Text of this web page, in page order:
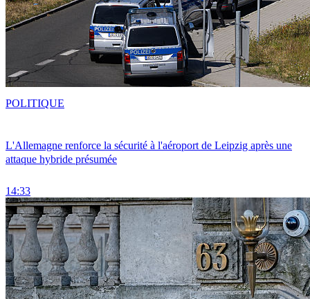
L'Allemagne renforce la sécurité à l'aéroport de Leipzig après une
attaque hybride présumée
14:33
POLITIQUE